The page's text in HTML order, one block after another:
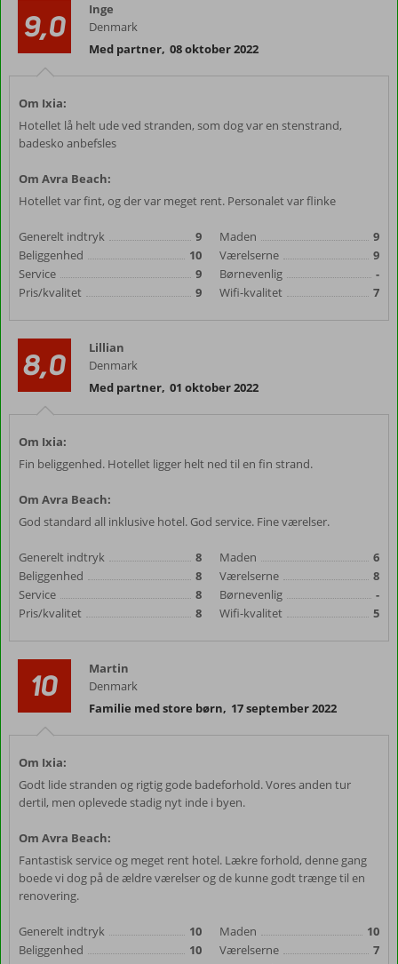
9,0
Inge
Denmark
Med partner, 08 oktober 2022
Om Ixia:
Hotellet lå helt ude ved stranden, som dog var en stenstrand,
badesko anbefsles
Om Avra Beach:
Hotellet var fint, og der var meget rent. Personalet var flinke
Generelt indtryk
9
Beliggenhed
10
Service
9
Pris/kvalitet
9
Maden
9
Værelserne
9
Børnevenlig
-
Wifi-kvalitet
7
8,0
Lillian
Denmark
Med partner, 01 oktober 2022
Om Ixia:
Fin beliggenhed. Hotellet ligger helt ned til en fin strand.
Om Avra Beach:
God standard all inklusive hotel. God service. Fine værelser.
Generelt indtryk
8
Beliggenhed
8
Service
8
Pris/kvalitet
8
Maden
6
Værelserne
8
Børnevenlig
-
Wifi-kvalitet
5
10
Martin
Denmark
Familie med store børn, 17 september 2022
Om Ixia:
Godt lide stranden og rigtig gode badeforhold. Vores anden tur
dertil, men oplevede stadig nyt inde i byen.
Om Avra Beach:
Fantastisk service og meget rent hotel. Lækre forhold, denne gang
boede vi dog på de ældre værelser og de kunne godt trænge til en
renovering.
Generelt indtryk
10
Beliggenhed
10
Maden
10
Værelserne
7